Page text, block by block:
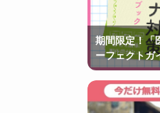
期間限定！「
ーフェクトガ